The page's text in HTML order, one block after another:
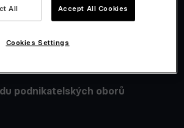
telefonu
podnikatelských oborů
All Accept All Cookies
Cookies Settings